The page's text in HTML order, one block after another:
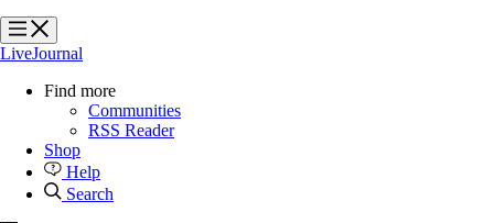
?
?
LiveJournal
Find more
Communities
RSS Reader
Shop
Help
Search